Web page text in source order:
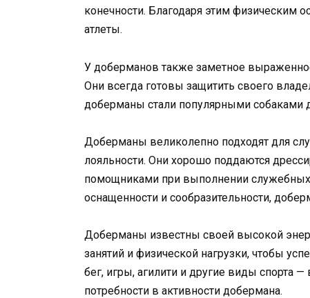
конечности. Благодаря этим физическим
атлеты.
У доберманов также заметное
Они всегда готовы защитить своего
доберманы стали популярными собаками
Доберманы великолепно подходят для
лояльности. Они хорошо поддаются
помощниками при выполнении служебных
оснащенности и сообразительности,
Доберманы известны своей высокой
занятий и физической нагрузки, чтобы
бег, игры, агилити и другие виды спорта
потребности в активности добермана.